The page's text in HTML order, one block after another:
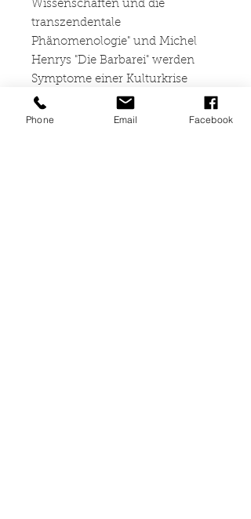
Wissenschaften und die
transzendentale
Phänomenologie" und Michel
Henrys "Die Barbarei" werden
Symptome einer Kulturkrise
zusammengetragen und mit
gegenwärtigen Verhältnissen
Phone Email Facebook